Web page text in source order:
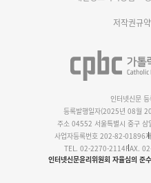
저작권규약
인터넷신문
등록발행일자(2025년 08월
주소 04552 서울특별시 중구
사업자등록번호 202-82-01896
TEL. 02-2270-2114FAX.
인터넷신문윤리위원회 자율심의 준